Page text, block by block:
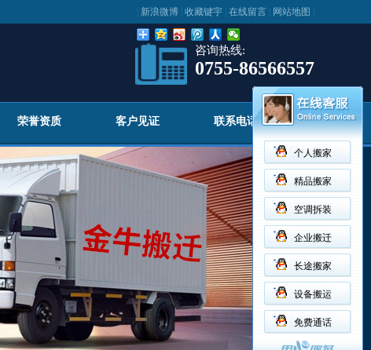
个人搬家
精品搬家
空调拆装
企业搬迁
长途搬家
设备搬运
免费通话
新浪微博 收藏键宇 在线留言 网站地图
咨询热线:
0755-86566557
荣誉资质 客户见证 联系电话